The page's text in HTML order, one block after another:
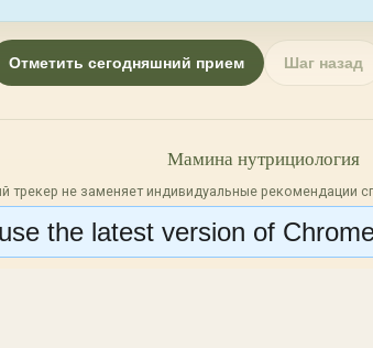
Отметить сегодняшний прием Шаг назад
Мамина нутрициология
трекер не заменяет индивидуальные рекомендации
ежедневный прием и видеть путь
the latest version of